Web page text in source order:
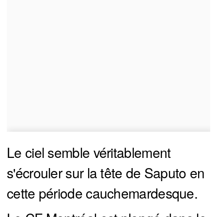
Le ciel semble véritablement
s'écrouler sur la tête de Saputo en
cette période cauchemardesque.